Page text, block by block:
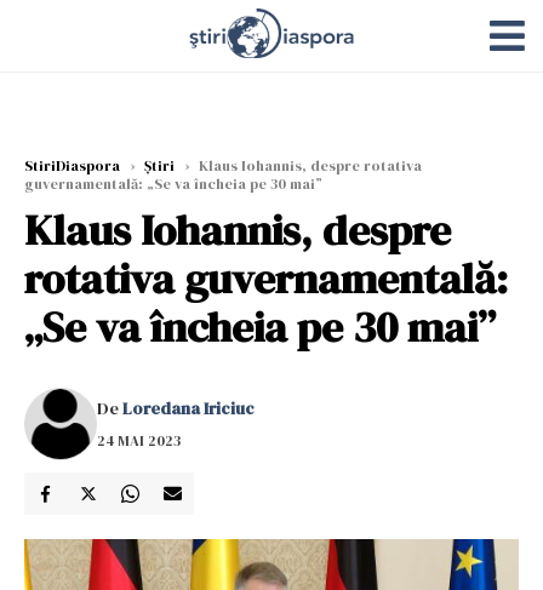
StiriDiaspora › Știri › Klaus Iohannis, despre rotativa
guvernamentală: „Se va încheia pe 30 mai”
Klaus Iohannis, despre
rotativa guvernamentală:
„Se va încheia pe 30 mai”
DeLoredana Iriciuc
24 MAI 2023